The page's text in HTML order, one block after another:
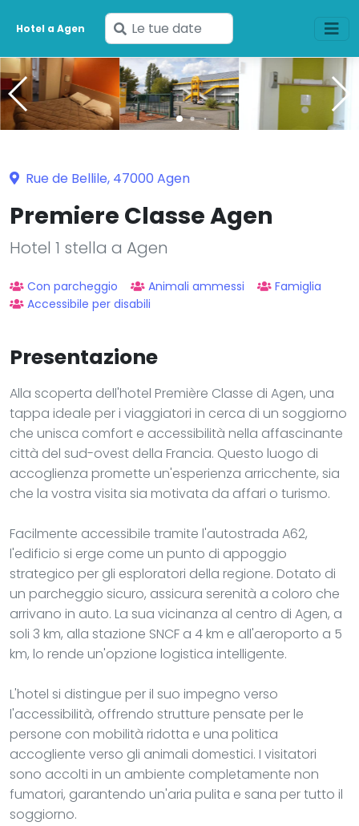
Hotel a Agen
Inserisci
le
tue
date
Rue de Bellile, 47000 Agen
Premiere Classe Agen
Hotel 1 stella a Agen
Con parcheggio Animali ammessi
Famiglia
Accessibile per disabili
Presentazione
Alla scoperta dell'hotel Première Classe di Agen, una
tappa ideale per i viaggiatori in cerca di un soggiorno
che unisca comfort e accessibilità nella affascinante
città del sud-ovest della Francia. Questo luogo di
accoglienza promette un'esperienza arricchente, sia
che la vostra visita sia motivata da affari o turismo.
Facilmente accessibile tramite l'autostrada A62,
l'edificio si erge come un punto di appoggio
strategico per gli esploratori della regione. Dotato di
un parcheggio sicuro, assicura serenità a coloro che
arrivano in auto. La sua vicinanza al centro di Agen, a
soli 3 km, alla stazione SNCF a 4 km e all'aeroporto a 5
km, lo rende un'opzione logistica intelligente.
L'hotel si distingue per il suo impegno verso
l'accessibilità, offrendo strutture pensate per le
persone con mobilità ridotta e una politica
accogliente verso gli animali domestici. I visitatori
sono accolti in un ambiente completamente non
fumatori, garantendo un'aria pulita e sana per tutto il
soggiorno.